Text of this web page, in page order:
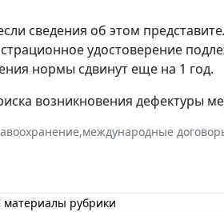
сведения об этом
удостоверение
нормы сдвинут еще на 1 год.
возникновения дефектуры
,международные
материалы рубрики